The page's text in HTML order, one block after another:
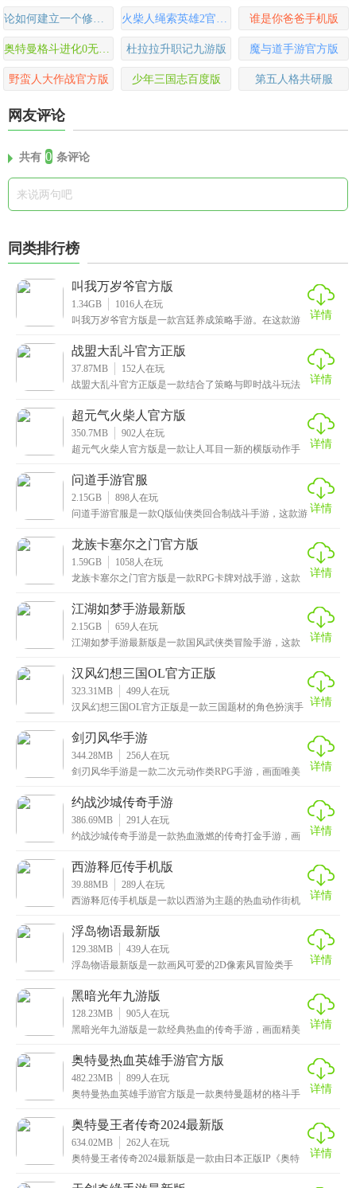
谁是你爸爸手机版
杜拉拉升职记九游版 魔与道手游官方版
野蛮人大作战官方版 少年三国志百度版 第五人格共研服
网友评论
共有 0 条评论
同类排行榜
叫我万岁爷官方版
1.34GB 1016 人在玩
叫我万岁爷官方版是一款宫廷养成策略手游。在这款游
臣，甚
详情
战盟大乱斗官方正版
37.87MB 152 人在玩
战盟大乱斗官方正版是一款结合了策略与即时战斗玩法
阴阳
详情
超元气火柴人官方版
350.7MB 902 人在玩
超元气火柴人官方版是一款让人耳目一新的横版动作手
感和
详情
问道手游官服
2.15GB 898 人在玩
问道手游官服是一款Q版仙侠类回合制战斗手游，这款游
相
详情
龙族卡塞尔之门官方版
1.59GB 1058 人在玩
龙族卡塞尔之门官方版是一款RPG卡牌对战手游，这款
情
详情
江湖如梦手游最新版
2.15GB 659 人在玩
江湖如梦手游最新版是一款国风武侠类冒险手游，这款
故事
详情
汉风幻想三国OL官方正版
323.31MB 499 人在玩
汉风幻想三国OL官方正版是一款三国题材的角色扮演手
中
详情
剑刃风华手游
344.28MB 256 人在玩
剑刃风华手游是一款二次元动作类RPG手游，画面唯美
以
详情
约战沙城传奇手游
386.69MB 291 人在玩
约战沙城传奇手游是一款热血激燃的传奇打金手游，画
游戏
详情
西游释厄传手机版
39.88MB 289 人在玩
西游释厄传手机版是一款以西游为主题的热血动作街机
西行
详情
浮岛物语最新版
129.38MB 439 人在玩
浮岛物语最新版是一款画风可爱的2D像素风冒险类手
发挥
详情
黑暗光年九游版
128.23MB 905 人在玩
黑暗光年九游版是一款经典热血的传奇手游，画面精美
角
详情
奥特曼热血英雄手游官方版
482.23MB 899 人在玩
奥特曼热血英雄手游官方版是一款奥特曼题材的格斗手
多著
详情
奥特曼王者传奇2024最新版
634.02MB 262 人在玩
奥特曼王者传奇2024最新版是一款由日本正版IP《奥特
详情